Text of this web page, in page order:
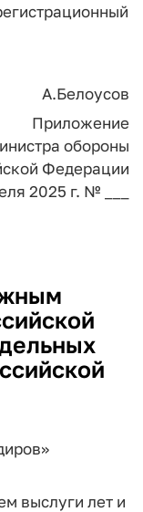
А.Белоусов
Приложение
обороны
Федерации
2025 г. № ___
выслуги лет и